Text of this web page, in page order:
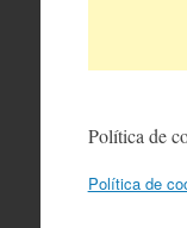
Política de
Política de